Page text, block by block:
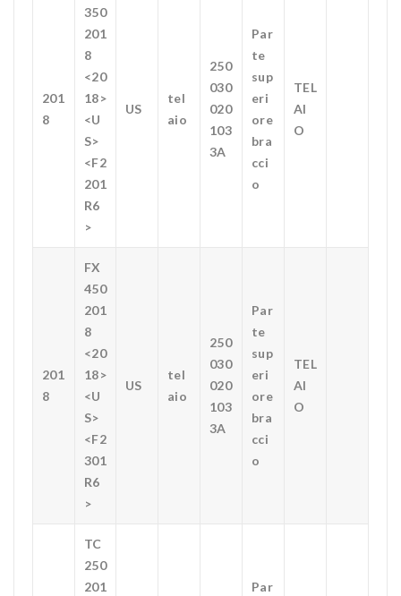
201
8
350
201
8
<20
18>
<U
S>
<F2
201
R6
>
US
tel
aio
250
030
020
103
3A
Par
te
sup
eri
ore
bra
cci
o
TEL
AI
O
201
8
FX
450
201
8
<20
18>
<U
S>
<F2
301
R6
>
US
tel
aio
250
030
020
103
3A
Par
te
sup
eri
ore
bra
cci
o
TEL
AI
O
TC
250
201
Par